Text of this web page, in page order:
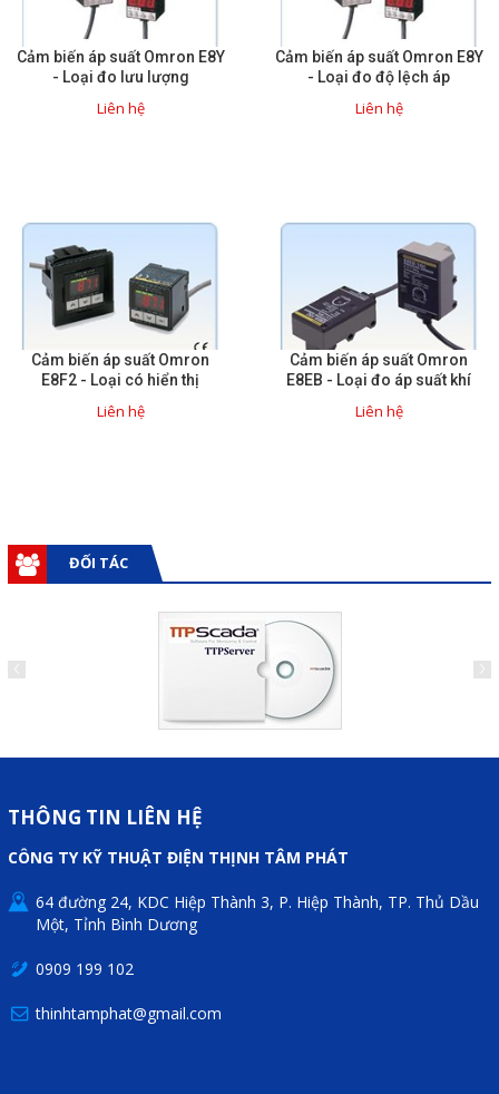
Cảm biến áp suất Omron E8Y
- Loại đo lưu lượng
Liên hệ
Cảm biến áp suất Omron E8Y
- Loại đo độ lệch áp
Liên hệ
Cảm biến áp suất Omron
E8F2 - Loại có hiển thị
Liên hệ
Cảm biến áp suất Omron
E8EB - Loại đo áp suất khí
Liên hệ
ĐỐI TÁC
THÔNG TIN LIÊN HỆ
CÔNG TY KỸ THUẬT ĐIỆN THỊNH TÂM PHÁT
64 đường 24, KDC Hiệp Thành 3, P. Hiệp Thành, TP. Thủ Dầu
Một, Tỉnh Bình Dương
0909 199 102
thinhtamphat@gmail.com
Sửa Bộ điều khiển Servo, Bộ
điều khiển motor bước
Sửa chữa bộ nguồn
Lập trình màn hình HMI
Lập trình hệ thống Scada
Lập trình hệ thống Servo
Crack password PLC
Hình ảnh sửa chữa
Facebook
Google
Twitter
Gọi cho chúng tôi